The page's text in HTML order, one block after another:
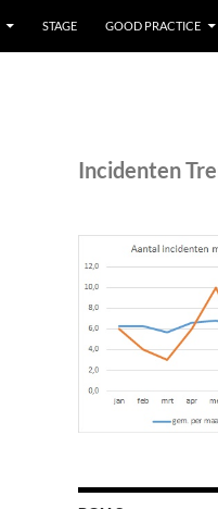
STAGE GOOD PRACTICE
Incidenten